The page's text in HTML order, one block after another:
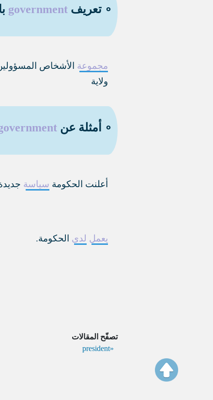
∘ تعريف government
مجموعة الأشخاص
ولاية
∘ أمثلة عن
أعلنت الحكومة سياسة
يعمل لدى الحكومة.
تصفّح المقالات
president